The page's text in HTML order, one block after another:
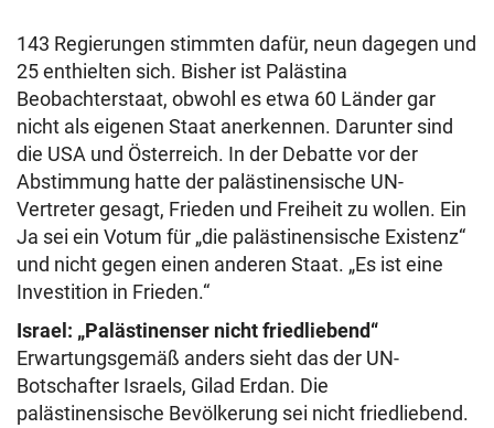
143 Regierungen stimmten dafür, neun dagegen und
25 enthielten sich. Bisher ist Palästina
Beobachterstaat, obwohl es etwa 60 Länder gar
nicht als eigenen Staat anerkennen. Darunter sind
die USA und Österreich. In der Debatte vor der
Abstimmung hatte der palästinensische UN-
Vertreter gesagt, Frieden und Freiheit zu wollen. Ein
Ja sei ein Votum für „die palästinensische Existenz“
und nicht gegen einen anderen Staat. „Es ist eine
Investition in Frieden.“
Israel: „Palästinenser nicht friedliebend“
Erwartungsgemäß anders sieht das der UN-
Botschafter Israels, Gilad Erdan. Die
palästinensische Bevölkerung sei nicht friedliebend.